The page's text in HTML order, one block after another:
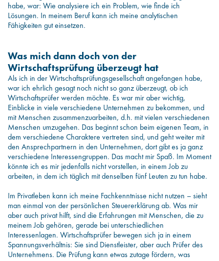
habe, war: Wie analysiere ich ein Problem, wie finde ich
Lösungen. In meinem Beruf kann ich meine analytischen
Fähigkeiten gut einsetzen.
Was mich dann doch von der
Wirtschaftsprüfung überzeugt hat
Als ich in der Wirtschaftsprüfungsgesellschaft angefangen habe,
war ich ehrlich gesagt noch nicht so ganz überzeugt, ob ich
Wirtschaftsprüfer werden möchte. Es war mir aber wichtig,
Einblicke in viele verschiedene Unternehmen zu bekommen, und
mit Menschen zusammenzuarbeiten, d.h. mit vielen verschiedenen
Menschen umzugehen. Das beginnt schon beim eigenen Team, in
dem verschiedene Charaktere vertreten sind, und geht weiter mit
den Ansprechpartnern in den Unternehmen, dort gibt es ja ganz
verschiedene Interessengruppen. Das macht mir Spaß. Im Moment
könnte ich es mir jedenfalls nicht vorstellen, in einem Job zu
arbeiten, in dem ich täglich mit denselben fünf Leuten zu tun habe.
Im Privatleben kann ich meine Fachkenntnisse nicht nutzen – sieht
man einmal von der persönlichen Steuererklärung ab. Was mir
aber auch privat hilft, sind die Erfahrungen mit Menschen, die zu
meinem Job gehören, gerade bei unterschiedlichen
Interessenlagen. Wirtschaftsprüfer bewegen sich ja in einem
Spannungsverhältnis: Sie sind Dienstleister, aber auch Prüfer des
Unternehmens. Die Prüfung kann etwas zutage fördern, was